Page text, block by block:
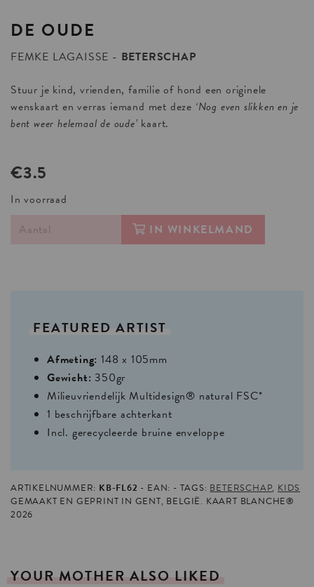
DE OUDE
FEMKE LAGAISSE
BETERSCHAP
Stuur je kind, vrienden, familie of hond een originele
wenskaart en verras iemand met deze ‘Nog even slikken en je
bent weer helemaal de oude’ kaart.
€3.5
In voorraad
IN WINKELMAND
FEATURED ARTIST
Afmeting: 148 x 105mm
Gewicht: 350gr
Milieuvriendelijk Multidesign® natural FSC*
1 beschrijfbare achterkant
Incl. gerecycleerde bruine enveloppe
ARTIKELNUMMER: KB-FL62 EAN: TAGS: BETERSCHAP, KIDS
GEMAAKT EN GEPRINT IN GENT, BELGIË. KAART BLANCHE®
2026
YOUR MOTHER ALSO LIKED